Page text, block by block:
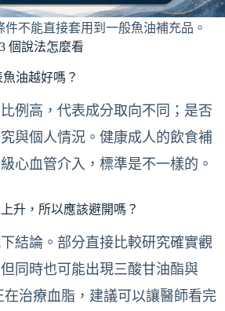
不能直接套用到一般魚油補充品。
個說法怎麼看
油越好嗎？
例高，代表成分取向不同；是否
與個人情況。健康成人的飲食補
心血管介入，標準是不一樣的。
升，所以應該避開嗎？
結論。部分直接比較研究確實觀
同時也可能出現三酸甘油酯與
治療血脂，建議可以讓醫師看完